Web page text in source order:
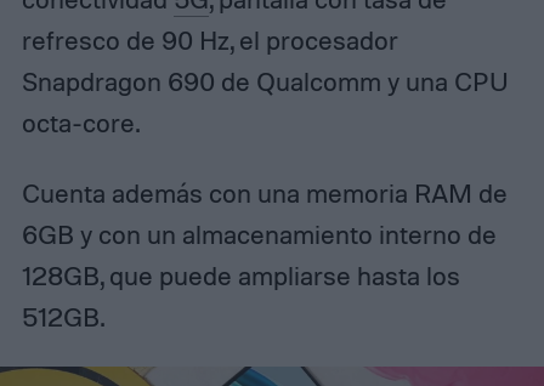
refresco de 90 Hz, el procesador
Snapdragon 690 de Qualcomm y una CPU
octa-core.
Cuenta además con una memoria RAM de
6GB y con un almacenamiento interno de
128GB, que puede ampliarse hasta los
512GB.